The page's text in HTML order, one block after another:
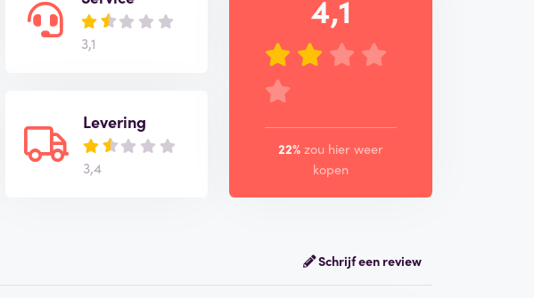
3,1
Levering
3,4
4,1
22% zou hier weer
kopen
Schrijf een review